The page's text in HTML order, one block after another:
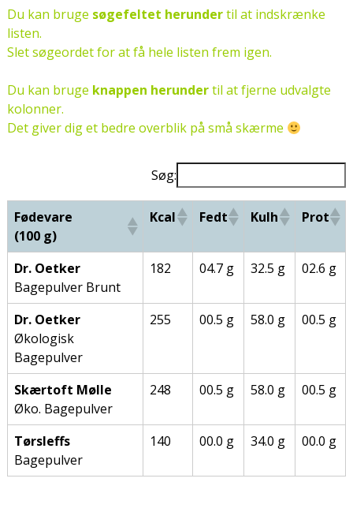
Du kan bruge søgefeltet herundertil at indskrænke
listen.
Slet søgeordet for at få hele listen frem igen.
Du kan bruge knappen herundertil at fjerne udvalgte
kolonner.
Det giver dig et bedre overblik på små skærme
Søg:
Fødevare
(100 g)
Kcal Fedt Kulh Prot
Dr. Oetker
Bagepulver Brunt
182 04.7 g 32.5 g 02.6 g
Dr. Oetker
Økologisk
Bagepulver
255 00.5 g 58.0 g 00.5 g
Skærtoft Mølle
Øko. Bagepulver
248 00.5 g 58.0 g 00.5 g
Tørsleffs
Bagepulver
140 00.0 g 34.0 g 00.0 g